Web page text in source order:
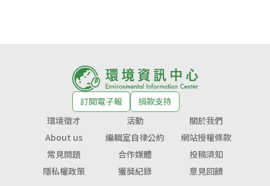
訂閱電子報
捐款支持
環境徵才
活動
關於我們
About us
編輯室自律公約
網站授權條款
常見問題
合作媒體
投稿須知
隱私權政策
獲獎紀錄 意見回饋